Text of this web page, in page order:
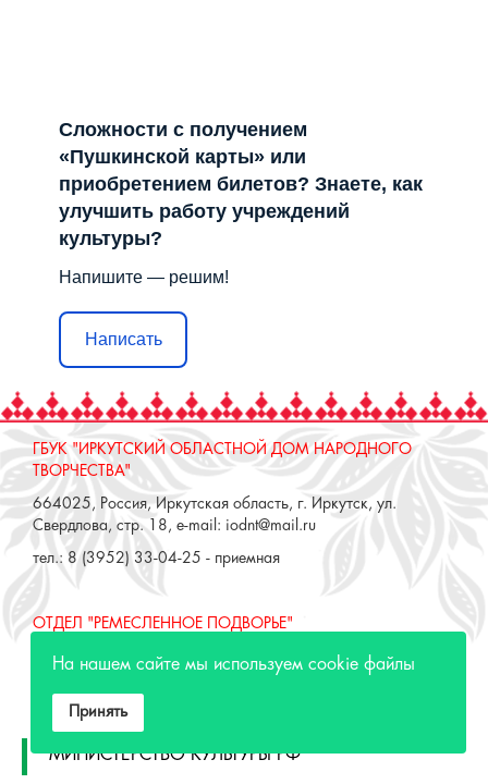
Сложности с получением
«Пушкинской карты» или
приобретением билетов? Знаете, как
улучшить работу учреждений
культуры?
Напишите — решим!
Написать
ГБУК "ИРКУТСКИЙ ОБЛАСТНОЙ ДОМ НАРОДНОГО
ТВОРЧЕСТВА"
664025, Россия, Иркутская область, г. Иркутск, ул.
Свердлова, стр. 18, e-mail: iodnt@mail.ru
тел.: 8 (3952) 33-04-25 - приемная
ОТДЕЛ "РЕМЕСЛЕННОЕ ПОДВОРЬЕ"
664025, Россия, Иркутская область, г. Иркутск, ул. 3 июля,
тел.: 8 (3952) 48-71-30
МИНИСТЕРСТВО КУЛЬТУРЫ РФ
На нашем сайте мы используем cookie файлы
Принять